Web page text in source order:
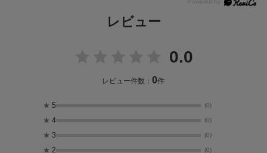
レビュー
0.0
レビュー件数：0件
★ 5 (0)
★ 4 (0)
★ 3 (0)
★ 2 (0)